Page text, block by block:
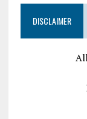
DISCLAIMER